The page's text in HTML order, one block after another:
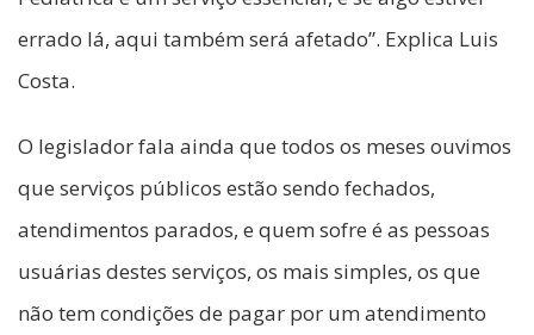
errado lá, aqui também será afetado”. Explica Luis
Costa.
O legislador fala ainda que todos os meses ouvimos
que serviços públicos estão sendo fechados,
atendimentos parados, e quem sofre é as pessoas
usuárias destes serviços, os mais simples, os que
não tem condições de pagar por um atendimento